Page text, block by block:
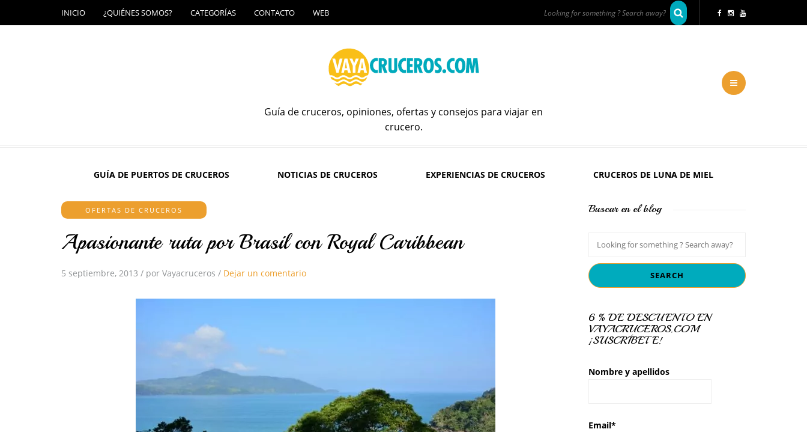
INICIO ¿QUIÉNES SOMOS? CATEGORÍAS CONTACTO WEB
Guía de cruceros, opiniones, ofertas y consejos para viajar en
crucero.
GUÍA DE PUERTOS DE CRUCEROS NOTICIAS DE CRUCEROS EXPERIENCIAS DE CRUCEROS CRUCEROS DE LUNA DE MIEL
OFERTAS DE CRUCEROS
Apasionante ruta por Brasil con Royal Caribbean
5 septiembre, 2013 / por Vayacruceros / Dejar un comentario
Buscar en el blog
6 % DE DESCUENTO EN
VAYACRUCEROS.COM
¡SUSCRÍBETE!
Nombre y apellidos
Email*